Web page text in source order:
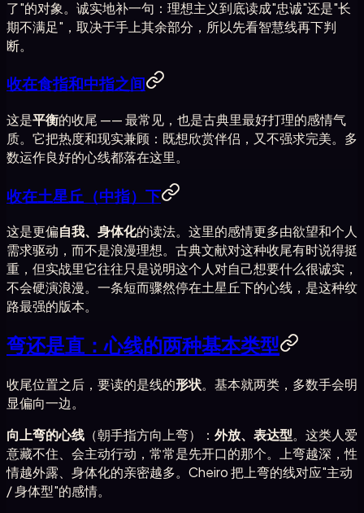
了"的对象。诚实地补一句：理想主义到底读成"忠诚"还是"长
期不满足"，取决于手上其余部分，所以先看智慧线再下判
断。
收在食指和中指之间
这是平衡的收尾 —— 最常见，也是古典里最好打理的感情气
质。它把热度和现实兼顾：既想欣赏伴侣，又不强求完美。多
数运作良好的心线都落在这里。
收在土星丘（中指）下
这是更偏自我、身体化的读法。这里的感情更多由欲望和个人
需求驱动，而不是浪漫理想。古典文献对这种收尾有时说得挺
重，但实战里它往往只是说明这个人对自己想要什么很诚实，
不会硬演浪漫。一条短而骤然停在土星丘下的心线，是这种纹
路最强的版本。
弯还是直：心线的两种基本类型
收尾位置之后，要读的是线的形状。基本就两类，多数手会明
显偏向一边。
向上弯的心线 （朝手指方向上弯）： 外放、表达型。这类人爱
意藏不住、会主动行动，常常是先开口的那个。上弯越深，性
情越外露、身体化的亲密越多。Cheiro 把上弯的线对应"主动
/ 身体型"的感情。